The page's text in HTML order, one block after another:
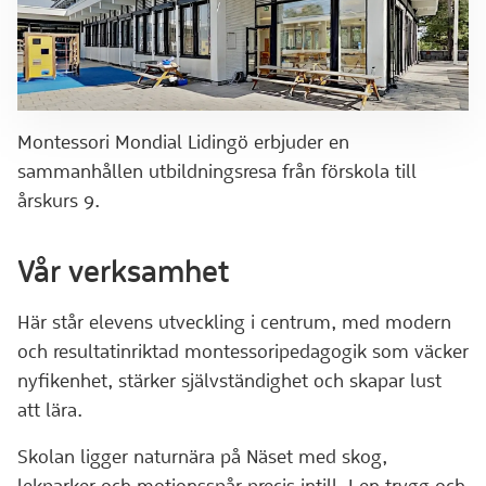
Montessori Mondial Lidingö erbjuder en
sammanhållen utbildningsresa från förskola till
årskurs 9.
Vår verksamhet
Här står elevens utveckling i centrum, med modern
och resultatinriktad montessoripedagogik som väcker
nyfikenhet, stärker självständighet och skapar lust
att lära.
Skolan ligger naturnära på Näset med skog,